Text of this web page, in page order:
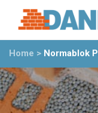
Home > Normablok